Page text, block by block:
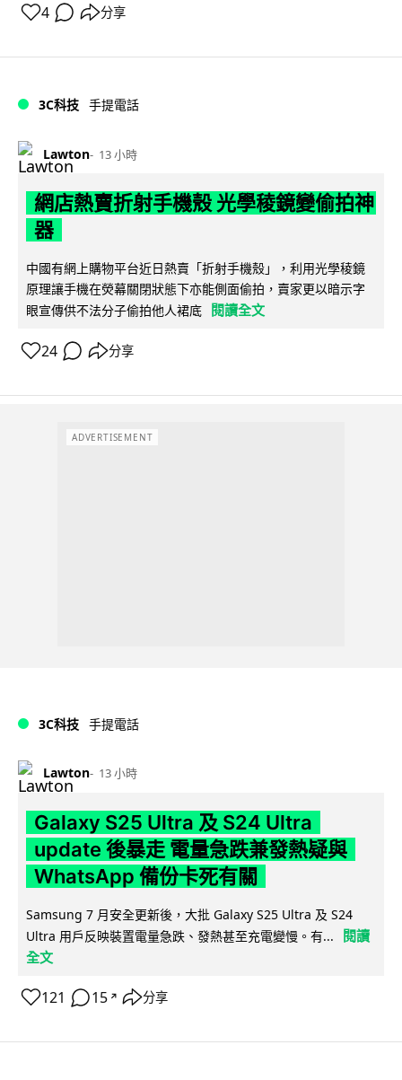
4 分享
3C科技 手提電話
Lawton 13 小時
網店熱賣折射手機殼 光學稜鏡變偷拍神
器
中國有網上購物平台近日熱賣「折射手機殼」，利用光學稜鏡
原理讓手機在熒幕關閉狀態下亦能側面偷拍，賣家更以暗示字
眼宣傳供不法分子偷拍他人裙底
閱讀全文
24 分享
ADVERTISEMENT
3C科技 手提電話
Lawton 13 小時
Galaxy S25 Ultra 及 S24 Ultra
update 後暴走 電量急跌兼發熱疑與
WhatsApp 備份卡死有關
Samsung 7 月安全更新後，大批 Galaxy S25 Ultra 及 S24
Ultra 用戶反映裝置電量急跌、發熱甚至充電變慢。有...
閱讀
全文
121 15 ↗ 分享